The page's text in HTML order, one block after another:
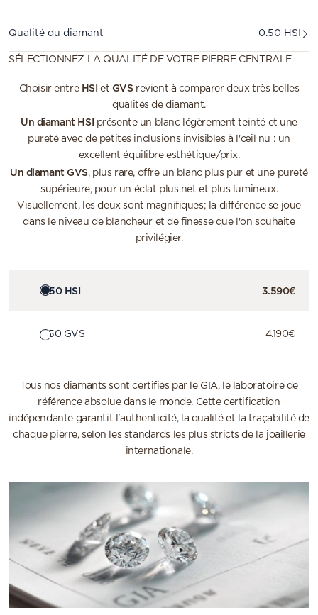
Qualité du diamant
0.50 HSI
SÉLECTIONNEZ LA QUALITÉ DE VOTRE PIERRE CENTRALE
Choisir entre HSI et GVS revient à comparer deux très belles
qualités de diamant.
Un diamant HSI présente un blanc légèrement teinté et une
pureté avec de petites inclusions invisibles à l'œil nu : un
excellent équilibre esthétique/prix.
Un diamant GVS, plus rare, offre un blanc plus pur et une pureté
supérieure, pour un éclat plus net et plus lumineux.
Visuellement, les deux sont magnifiques; la différence se joue
dans le niveau de blancheur et de finesse que l'on souhaite
privilégier.
0.50 HSI 3.590€
0.50 GVS 4.190€
Tous nos diamants sont certifiés par le GIA, le laboratoire de
référence absolue dans le monde. Cette certification
indépendante garantit l'authenticité, la qualité et la traçabilité de
chaque pierre, selon les standards les plus stricts de la joaillerie
internationale.